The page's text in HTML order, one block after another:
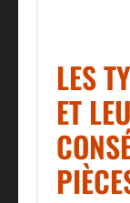
LES
ET